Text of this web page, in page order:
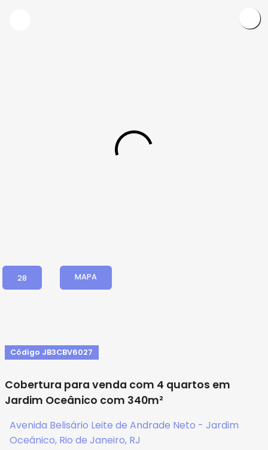
28 MAPA
Código JB3CBV6027
Cobertura para venda com 4 quartos em
Jardim Oceânico com 340m²
Avenida Belisário Leite de Andrade Neto - Jardim
Oceânico, Rio de Janeiro, RJ